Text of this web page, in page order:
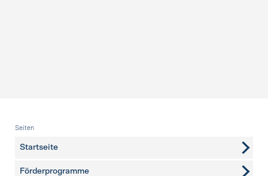
Fusszeile
Seiten
Startseite
Förderprogramme